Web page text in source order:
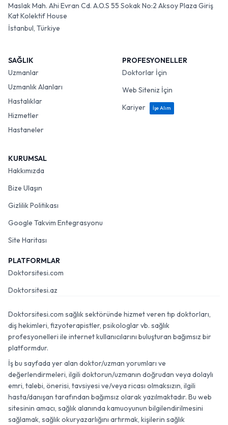
Maslak Mah. Ahi Evran Cd. A.O.S 55 Sokak No:2 Aksoy Plaza Giriş
Kat Kolektif House
İstanbul, Türkiye
SAĞLIK
Uzmanlar
Uzmanlık Alanları
Hastalıklar
Hizmetler
Hastaneler
PROFESYONELLER
Doktorlar İçin
Web Siteniz İçin
Kariyer
İşe Alım
KURUMSAL
Hakkımızda
Bize Ulaşın
Gizlilik Politikası
Google Takvim Entegrasyonu
Site Haritası
PLATFORMLAR
Doktorsitesi.com
Doktorsitesi.az
Doktorsitesi.com sağlık sektöründe hizmet veren tıp doktorları,
diş hekimleri, fizyoterapistler, psikologlar vb. sağlık
profesyonelleri ile internet kullanıcılarını buluşturan bağımsız bir
platformdur.
İş bu sayfada yer alan doktor/uzman yorumları ve
değerlendirmeleri, ilgili doktorun/uzmanın doğrudan veya dolaylı
emri, talebi, önerisi, tavsiyesi ve/veya ricası olmaksızın, ilgili
hasta/danışan tarafından bağımsız olarak yazılmaktadır. Bu web
sitesinin amacı, sağlık alanında kamuoyunun bilgilendirilmesini
sağlamak, sağlık okuryazarlığını artırmak, kişilerin sağlık